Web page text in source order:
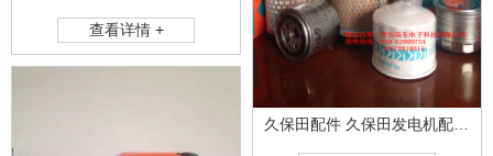
查看详情 +